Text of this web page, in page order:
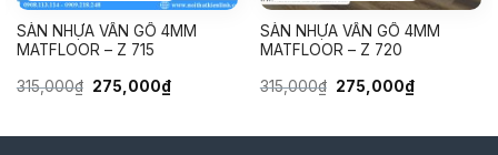
SÀN NHỰA VÂN GỖ 4MM
MATFLOOR – Z 715
315,000₫ Giá
275,000₫Giá
hiện
SÀN NHỰA VÂN GỖ 4MM
MATFLOOR – Z 720
315,000₫ Giá
275,000₫Giá
hiện